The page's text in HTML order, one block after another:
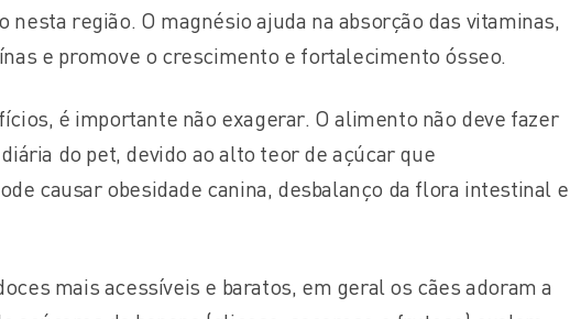
região. O magnésio ajuda na absorção das vitaminas,
e promove o crescimento e fortalecimento ósseo.
é importante não exagerar. O alimento não deve fazer
do pet, devido ao alto teor de açúcar que
causar obesidade canina, desbalanço da flora intestinal e
mais acessíveis e baratos, em geral os cães adoram a